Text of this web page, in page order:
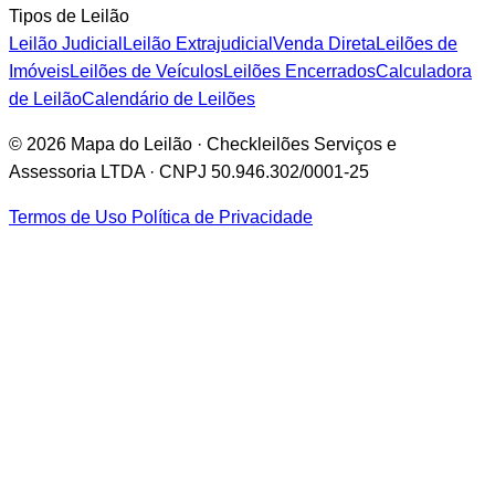
Tipos de Leilão
Leilão Judicial Leilão Extrajudicial Venda Direta Leilões de
ImóveisLeilões de VeículosLeilões EncerradosCalculadora
de LeilãoCalendário de Leilões
© 2026 Mapa do Leilão · Checkleilões Serviços e
Assessoria LTDA · CNPJ 50.946.302/0001-25
Termos de Uso Política de Privacidade